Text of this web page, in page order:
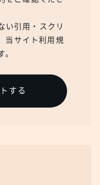
い引用・スクリ
当サイト利用規
。
する